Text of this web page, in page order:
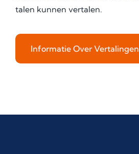
talen kunnen vertalen.
Informatie Over Vertalingen